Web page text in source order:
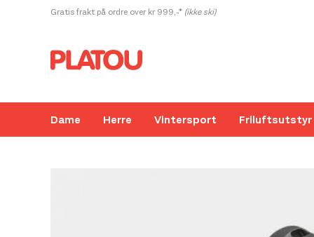
Gratis frakt på ordre over kr 999,-* (ikke ski)
Dame Herre Vintersport Friluftsutstyr